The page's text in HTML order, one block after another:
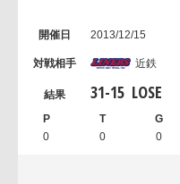
2013/12/15
近鉄
31-15 LOSE
0 0 0